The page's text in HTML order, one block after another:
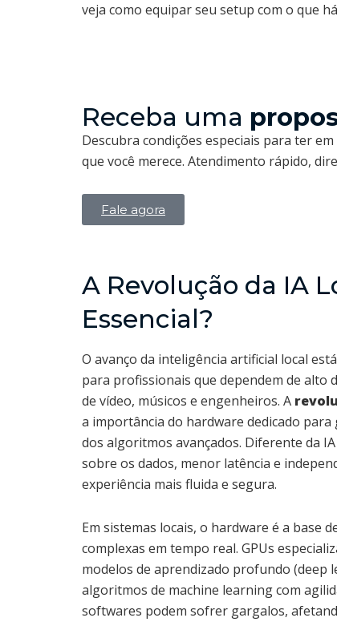
veja como equipar seu setup com o que
Receba uma
Descubra condições especiais para ter
que você merece. Atendimento rápido,
Fale agora
A Revolução da IA
Essencial?
O avanço da inteligência artificial local
para profissionais que dependem de alto
de vídeo, músicos e engenheiros. A
a importância do hardware dedicado
dos algoritmos avançados. Diferente da
sobre os dados, menor latência e
experiência mais fluida e segura.
Em sistemas locais, o hardware é a base
complexas em tempo real. GPUs
modelos de aprendizado profundo (deep
algoritmos de machine learning com
softwares podem sofrer gargalos,